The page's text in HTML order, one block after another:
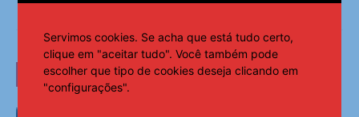
LEIA TAMBÉM
Servimos cookies. Se acha que está tudo certo,
clique em "aceitar tudo". Você também pode
escolher que tipo de cookies deseja clicando em
"configurações".